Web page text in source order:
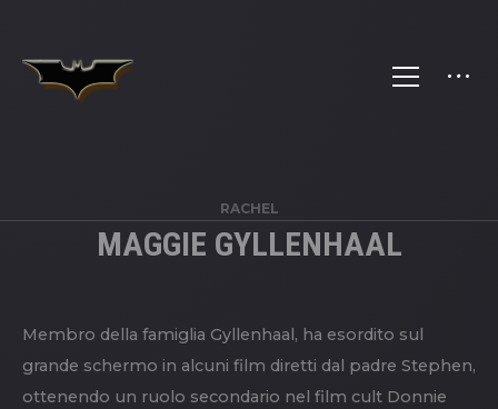
RACHEL
MAGGIE GYLLENHAAL
Membro della famiglia Gyllenhaal, ha esordito sul
grande schermo in alcuni film diretti dal padre Stephen,
ottenendo un ruolo secondario nel film cult Donnie